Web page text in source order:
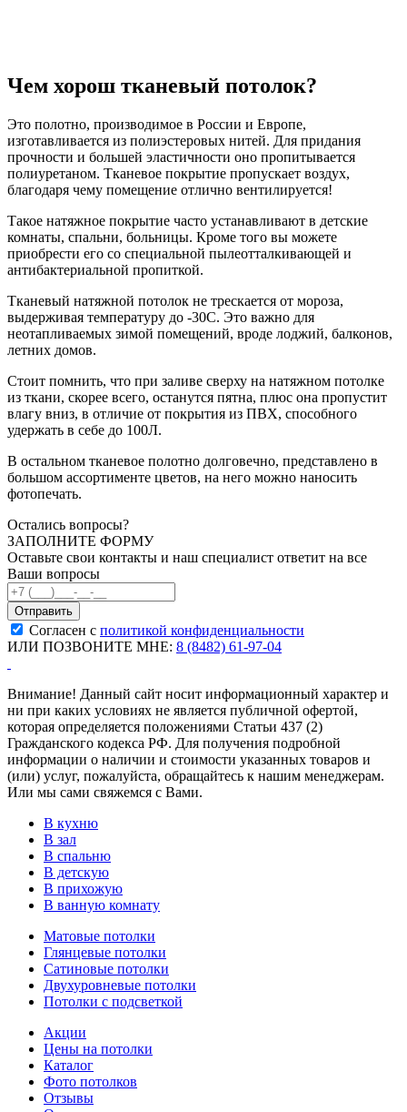
Чем хорош тканевый потолок?
Это полотно, производимое в России и Европе,
изготавливается из полиэстеровых нитей. Для придания
прочности и большей эластичности оно пропитывается
полиуретаном. Тканевое покрытие пропускает воздух,
благодаря чему помещение отлично вентилируется!
Такое натяжное покрытие часто устанавливают в детские
комнаты, спальни, больницы. Кроме того вы можете
приобрести его со специальной пылеотталкивающей и
антибактериальной пропиткой.
Тканевый натяжной потолок не трескается от мороза,
выдерживая температуру до -30С. Это важно для
неотапливаемых зимой помещений, вроде лоджий, балконов,
летних домов.
Стоит помнить, что при заливе сверху на натяжном потолке
из ткани, скорее всего, останутся пятна, плюс она пропустит
влагу вниз, в отличие от покрытия из ПВХ, способного
удержать в себе до 100Л.
В остальном тканевое полотно долговечно, представлено в
большом ассортименте цветов, на него можно наносить
фотопечать.
Остались вопросы?
ЗАПОЛНИТЕ ФОРМУ
Оставьте свои контакты и наш специалист ответит на все
Ваши вопросы
Согласен с политикой конфиденциальности
ИЛИ ПОЗВОНИТЕ МНЕ: 8 (8482) 61-97-04
Внимание! Данный сайт носит информационный характер и
ни при каких условиях не является публичной офертой,
которая определяется положениями Статьи 437 (2)
Гражданского кодекса РФ. Для получения подробной
информации о наличии и стоимости указанных товаров и
(или) услуг, пожалуйста, обращайтесь к нашим менеджерам.
Или мы сами свяжемся с Вами.
В кухню
В зал
В спальню
В детскую
В прихожую
В ванную комнату
Матовые потолки
Глянцевые потолки
Сатиновые потолки
Двухуровневые потолки
Потолки с подсветкой
Акции
Цены на потолки
Каталог
Фото потолков
Отзывы